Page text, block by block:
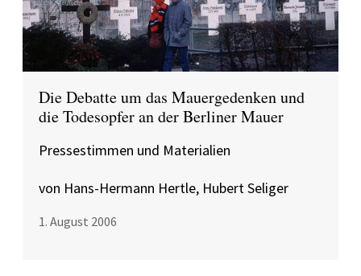
Die Debatte um das Mauergedenken und
die Todesopfer an der Berliner Mauer
Pressestimmen und Materialien
von Hans-Hermann Hertle, Hubert Seliger
1. August 2006